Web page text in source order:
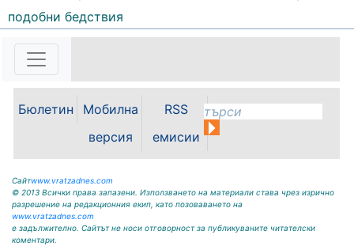
С футболна среща между
юношеските отбори на "Мизия" /
Кнежа/ и "Ботев" /Враца/ ще
Кнежа. Спортното съоръжение
носи името на легендарния
вратар от близкото минало
подобни бедствия
Бюлетин
Мобилна
версия
RSS
емисии
Сайтwww.vratzadnes.com
© 2013 Всички права запазени. Използването на материали става чрез изрично
разрешение на редакционния екип, като позоваването на
www.vratzadnes.com
е задължително. Сайтът не носи отговорност за публикуваните читателски
коментари.